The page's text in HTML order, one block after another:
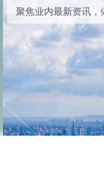
聚焦业内最新资讯，